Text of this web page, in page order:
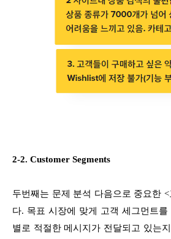
2-2. Customer Segments
두번째는 문제 분석 다음으로 중요한 <
다. 목표 시장에 맞게 고객 세그먼트
별로 적절한 메시지가 전달되고 있는